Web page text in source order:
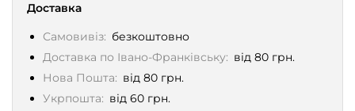
Доставка
Самовивіз: безкоштовно
Доставка по Івано-Франківську: від 80 грн.
Нова Пошта: від 80 грн.
Укрпошта: від 60 грн.